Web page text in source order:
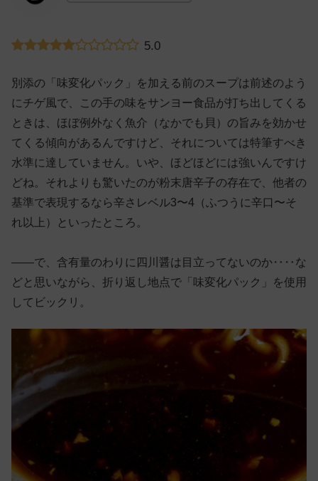
5.0
別添の「味変化パック」を加える前のスープは前述のよう
にチゲ風で、この手の味をサンヨー食品が打ち出してくる
ときは、ほぼ例外なく魚介（なかでも貝）の旨みを効かせ
てくる傾向があるんですけど、それについては特筆すべき
水準に達していません。いや、ほどほどには強いんですけ
どね。それよりも驚いたのが粉末唐辛子の存在で、他者の
基準で表現するなら辛さレベル3〜4（ふつうに辛口〜そ
れ以上）といったところ。
——で、含有量のわりに四川醤は目立ってないのか‥‥な
どと思いながら、折り返し地点で「味変化パック」を使用
してビックリ。